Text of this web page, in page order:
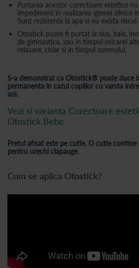
Purtarea acestor corectoare estetice
impediment in realizarea igienei zilnice
Sunt rezistente la apa si nu exista riscul
Otostick poate fi purtat la dus, baie,
de gimnastica, sau in timpul oricarei
relaxare, chiar si in timpul somnului.
S-a demonstrat ca Otostick® poate duce
permanenta in cazul copiilor cu varsta
ani.
Vezi si varianta Corectoare
Otostick Bebe
Pretul afisat este pe cutie. O cutie
pentru urechi clapauge.
Cum se aplica Otostick?